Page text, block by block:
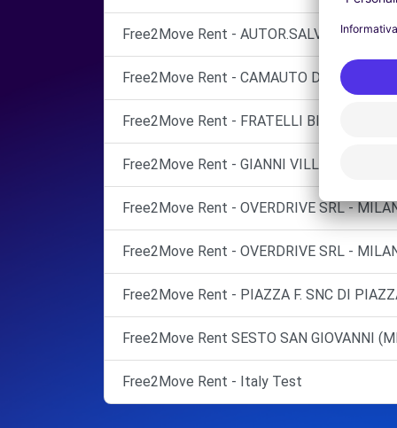
Free2Move Rent - AUTOR.SALVIONI-
Free2Move Rent - CAMAUTO DUE DI
Free2Move Rent - FRATELLI BIAZZI SRL -
Free2Move Rent - GIANNI VILLA -
Free2Move Rent - OVERDRIVE SRL -
Free2Move Rent - OVERDRIVE SRL -
Free2Move Rent - PIAZZA F. SNC DI
Free2Move Rent SESTO SAN GIOVANNI
Free2Move Rent - Italy Test